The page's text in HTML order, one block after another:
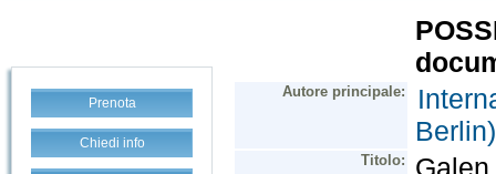
Prenota
Chiedi info